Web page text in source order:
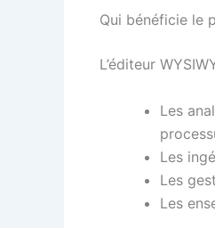
Qui bénéficie le
L’éditeur
Les
Les
Les
Les